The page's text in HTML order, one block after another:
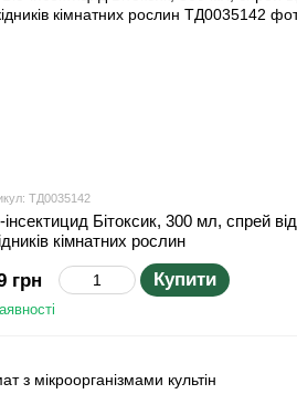
ТД0035142
інсектицид Бітоксик, 300 мл, спрей від
кімнатних рослин
грн Купити